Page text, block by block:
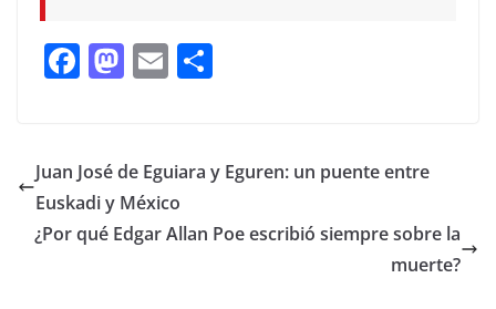
F
b
o
o
M
d
o
n
E
l p
ti
Juan José de Eguiara y Eguren: un puente entre
Euskadi y México
¿Por qué Edgar Allan Poe escribió siempre sobre la
muerte?